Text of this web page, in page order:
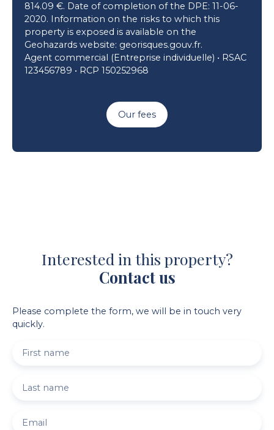
814.09 €. Date of completion of the DPE: 11-06-
2020. Information on the risks to which this
property is exposed is available on the
Geohazards website: georisques.gouv.fr.
Agent commercial (Entreprise individuelle) • RSAC
123456789 • RCP 150252968
Our fees
Interested in this property?
Contact us
Please complete the form, we will be in touch very
quickly.
First name
Last name
Email